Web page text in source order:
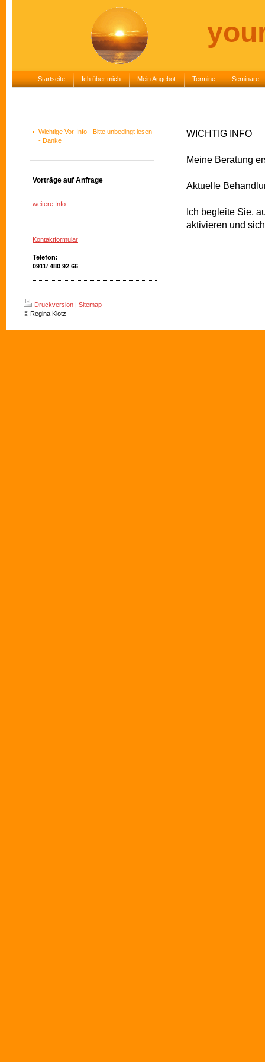
Startseite Ich über mich Mein Angebot Termine Seminare
Wichtige Vor-Info - Bitte unbedingt lesen
- Danke
Vorträge auf Anfrage
weitere Info
Kontaktformular
Telefon:
0911/ 480 92 66
WICHTIG INFO
Meine Beratung
Aktuelle
Ich begleite Sie,
aktivieren und
Druckversion | Sitemap
© Regina Klotz